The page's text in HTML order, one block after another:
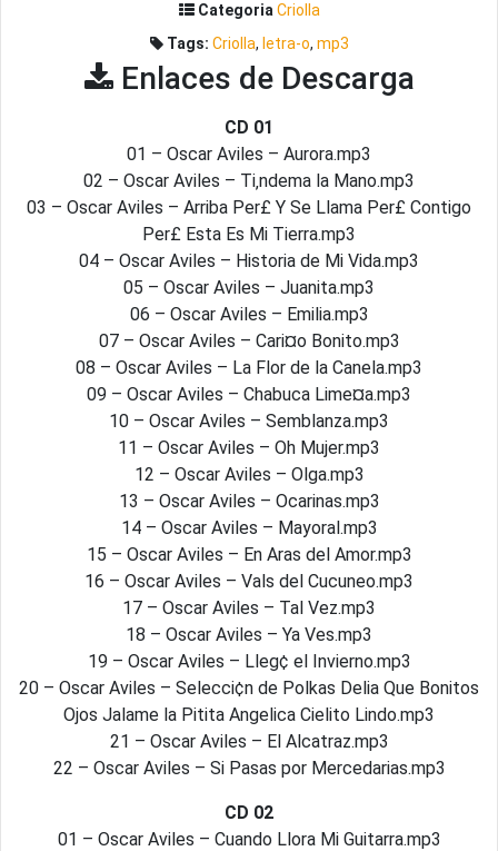
Categoria Criolla
Tags: Criolla, letra-o, mp3
Enlaces de Descarga
CD 01
01 – Oscar Aviles – Aurora.mp3
02 – Oscar Aviles – Ti‚ndema la Mano.mp3
03 – Oscar Aviles – Arriba Per£ Y Se Llama Per£ Contigo
Per£ Esta Es Mi Tierra.mp3
04 – Oscar Aviles – Historia de Mi Vida.mp3
05 – Oscar Aviles – Juanita.mp3
06 – Oscar Aviles – Emilia.mp3
07 – Oscar Aviles – Cari¤o Bonito.mp3
08 – Oscar Aviles – La Flor de la Canela.mp3
09 – Oscar Aviles – Chabuca Lime¤a.mp3
10 – Oscar Aviles – Semblanza.mp3
11 – Oscar Aviles – Oh Mujer.mp3
12 – Oscar Aviles – Olga.mp3
13 – Oscar Aviles – Ocarinas.mp3
14 – Oscar Aviles – Mayoral.mp3
15 – Oscar Aviles – En Aras del Amor.mp3
16 – Oscar Aviles – Vals del Cucuneo.mp3
17 – Oscar Aviles – Tal Vez.mp3
18 – Oscar Aviles – Ya Ves.mp3
19 – Oscar Aviles – Lleg¢ el Invierno.mp3
20 – Oscar Aviles – Selecci¢n de Polkas Delia Que Bonitos
Ojos Jalame la Pitita Angelica Cielito Lindo.mp3
21 – Oscar Aviles – El Alcatraz.mp3
22 – Oscar Aviles – Si Pasas por Mercedarias.mp3
CD 02
01 – Oscar Aviles – Cuando Llora Mi Guitarra.mp3